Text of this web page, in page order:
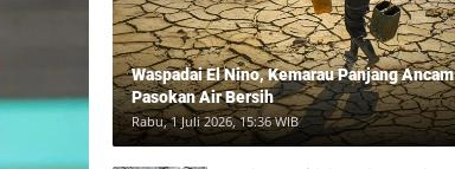
Waspadai El Nino, Kemarau Panjang Ancam
Pasokan Air Bersih
Rabu, 1 Juli 2026, 15:36 WIB